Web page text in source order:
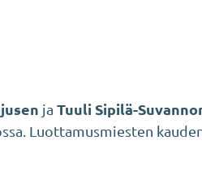
ja Tuuli Sipilä-
Luottamusmiesten